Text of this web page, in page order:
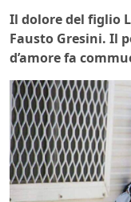
Il dolore del figlio
Fausto Gresini. Il
d’amore fa